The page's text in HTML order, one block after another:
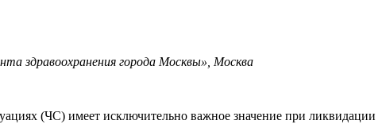
здравоохранения города Москвы», Москва
(ЧС) имеет исключительно важное значение при ликвидации